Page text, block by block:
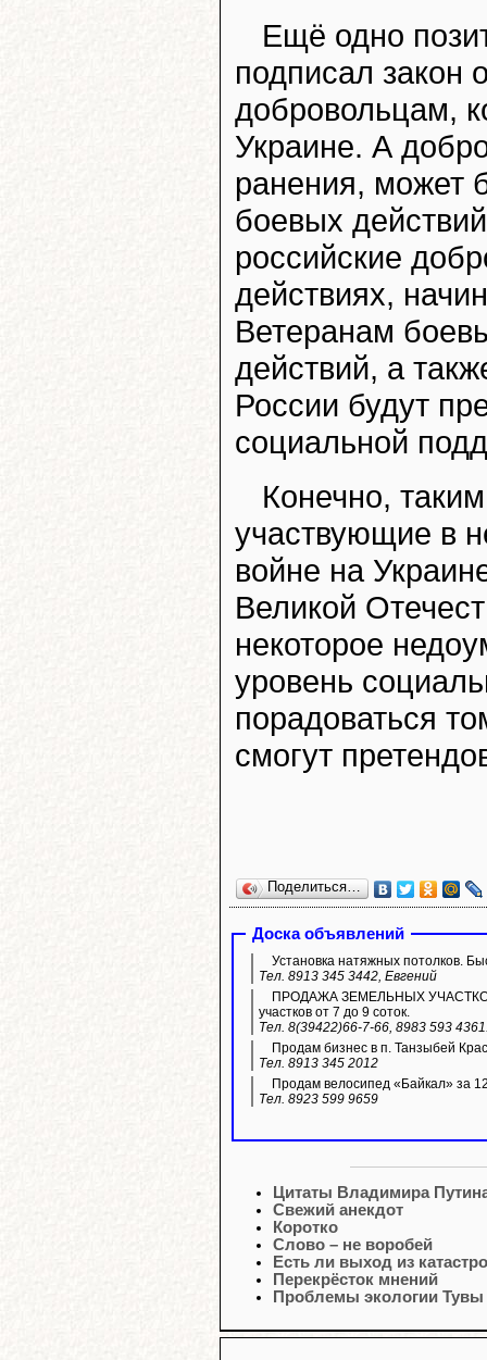
Ещё одно
подписал закон
добровольцам,
Украине. А
ранения, может
боевых
российские
действиях,
Ветеранам
действий, а
России будут
социальной
Конечно,
участвующие в
войне на
Великой
некоторое
уровень
порадоваться
смогут
Поделиться…
Доска объявлений
Установка натяжных потолков.
Тел. 8913 345 3442, Евгений
ПРОДАЖА ЗЕМЕЛЬНЫХ УЧАСТКОВ
участков от 7 до 9 соток.
Тел. 8(39422)66-7-66, 8983 593
Продам бизнес в п. Танзыбей
Тел. 8913 345 2012
Продам велосипед «Байкал» за
Тел. 8923 599 9659
Цитаты Владимира
Свежий анекдот
Коротко
Слово – не воробей
Есть ли выход из
Перекрёсток мнений
Проблемы экологии